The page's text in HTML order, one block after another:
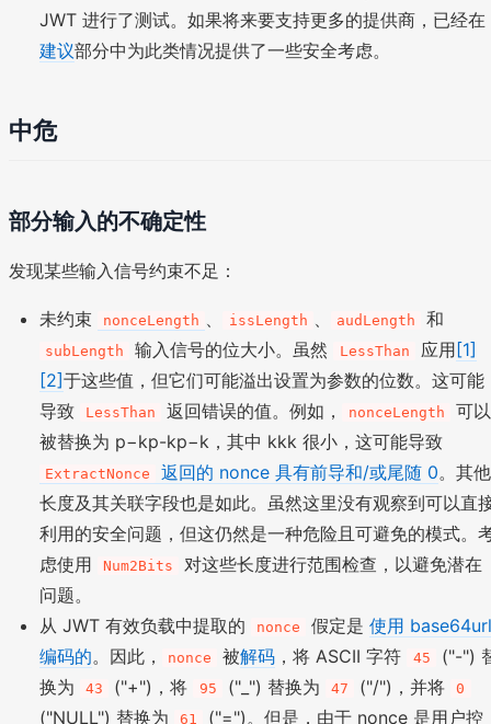
JWT 进行了测试。如果将来要支持更多的提供商，已经在
建议部分中为此类情况提供了一些安全考虑。
中危
部分输入的不确定性
发现某些输入信号约束不足：
未约束 nonceLength issLength audLength 和
subLength 输入信号的位大小。虽然 LessThan 应用[1]
[2]于这些值，但它们可能溢出设置为参数的位数。这可能
导致
LessThan 返回错误的值。例如， nonceLength
可以
被替换为 p−kp-kp−k，其中 kkk 很小，这可能导致
ExtractNonce 返回的 nonce 具有前导和/或尾随 0。其他
长度及其关联字段也是如此。虽然这里没有观察到可以直
利用的安全问题，但这仍然是一种危险且可避免的模式。
虑使用
Num2Bits
对这些长度进行范围检查，以避免潜在
问题。
从 JWT 有效负载中提取的
nonce 假定是使用
编码的。因此， nonce 被解码 ，将 ASCII 字符 45
("-")
换为
43 ("+")，将 95 ("_") 替换为 47 ("/")，并将 0
("NULL") 替换为 61 ("=")。但是，由于 nonce 是用户控